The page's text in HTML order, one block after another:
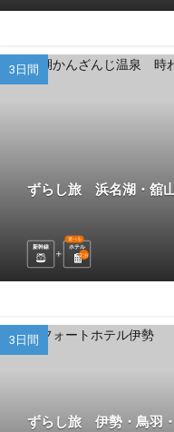
3日間
ずらし旅 浜名湖・舘
新幹線 ホテル
選べる
2泊
3日間
ずらし旅 伊勢・鳥羽